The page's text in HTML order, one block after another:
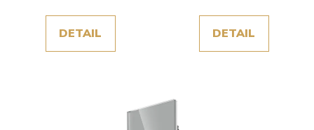
DETAIL DETAIL